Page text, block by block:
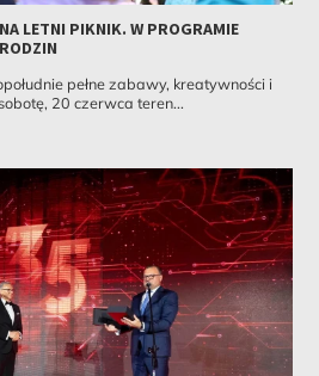
LETNI PIKNIK. W PROGRAMIE
pełne zabawy, kreatywności i
20 czerwca teren...